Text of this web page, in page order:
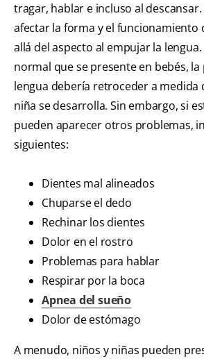
tragar, hablar e incluso al
afectar la forma y el funcionamiento
allá del aspecto al empujar la
normal que se presente en bebés, la
lengua debería retroceder a medida
niña se desarrolla. Sin embargo, si
pueden aparecer otros problemas,
siguientes:
Dientes mal alineados
Chuparse el dedo
Rechinar los dientes
Dolor en el rostro
Problemas para hablar
Respirar por la boca
Apnea del sueño
Dolor de estómago
A menudo, niños y niñas pueden